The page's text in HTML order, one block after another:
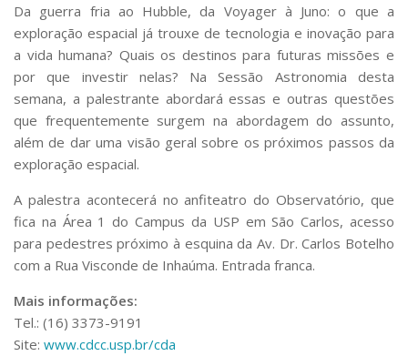
Empresas Juniores
Extensão à Comunidade
Projetos, Programas e Cursos
Artes, Cultura e Esportes
Museus e Espaços Interativos
Serviços
Bibliotecas
Apoio ao Estudante
Segurança, Trânsito e Prevenção
RH, Administrativo e Financeiro
Outros serviços
Comunicação
Aplicativos e Sites
Jornal da USP
Agenda de Eventos
Da guerra fria ao Hubble, da Voyager à Juno: o que a
exploração espacial já trouxe de tecnologia e inovação para
a vida humana? Quais os destinos para futuras missões e
por que investir nelas? Na Sessão Astronomia desta
semana, a palestrante abordará essas e outras questões
que frequentemente surgem na abordagem do assunto,
além de dar uma visão geral sobre os próximos passos da
exploração espacial.
A palestra acontecerá no anfiteatro do Observatório, que
fica na Área 1 do Campus da USP em São Carlos, acesso
para pedestres próximo à esquina da Av. Dr. Carlos Botelho
com a Rua Visconde de Inhaúma. Entrada franca.
Mais informações:
Tel.: (16) 3373-9191
Site: www.cdcc.usp.br/cda